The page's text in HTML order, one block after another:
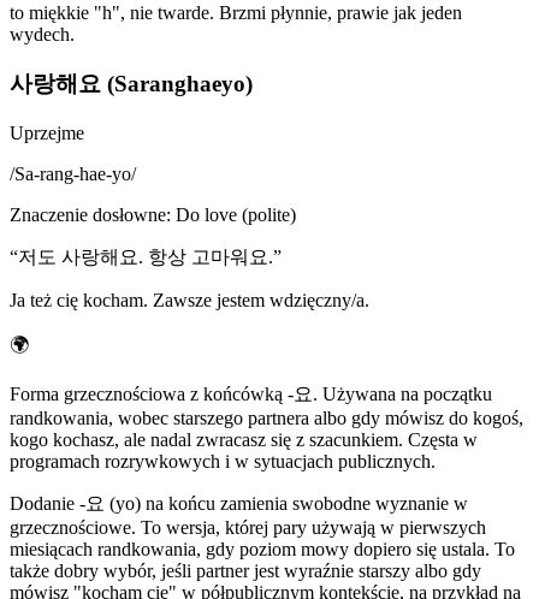
to miękkie "h", nie twarde. Brzmi płynnie, prawie jak jeden
wydech.
사랑해요 (Saranghaeyo)
Uprzejme
/Sa-rang-hae-yo/
Znaczenie dosłowne: Do love (polite)
“저도 사랑해요. 항상 고마워요.”
Ja też cię kocham. Zawsze jestem wdzięczny/a.
🌍
Forma grzecznościowa z końcówką -요. Używana na początku
randkowania, wobec starszego partnera albo gdy mówisz do kogoś,
kogo kochasz, ale nadal zwracasz się z szacunkiem. Częsta w
programach rozrywkowych i w sytuacjach publicznych.
Dodanie -요 (yo) na końcu zamienia swobodne wyznanie w
grzecznościowe. To wersja, której pary używają w pierwszych
miesiącach randkowania, gdy poziom mowy dopiero się ustala. To
także dobry wybór, jeśli partner jest wyraźnie starszy albo gdy
mówisz "kocham cię" w półpublicznym kontekście, na przykład na